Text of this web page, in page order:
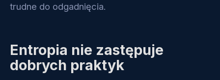
trudne do odgadnięcia.
Entropia nie zastępuje
dobrych praktyk